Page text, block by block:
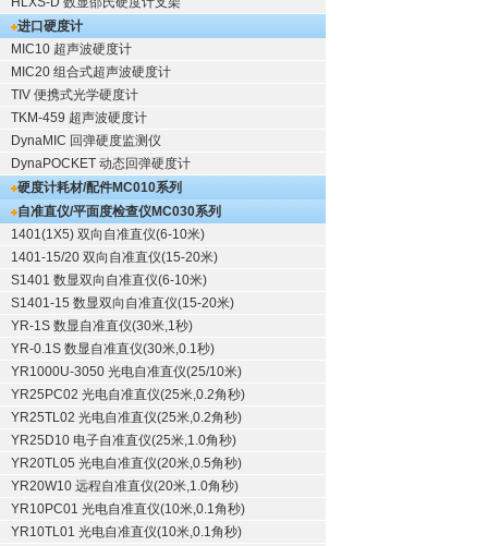
进口硬度计
MIC10 超声波硬度计
MIC20 组合式超声波硬度计
TIV 便携式光学硬度计
TKM-459 超声波硬度计
DynaMIC 回弹硬度监测仪
DynaPOCKET 动态回弹硬度计
硬度计耗材/配件MC010系列
自准直仪/平面度检查仪MC030系列
1401(1X5) 双向自准直仪(6-10米)
1401-15/20 双向自准直仪(15-20米)
S1401 数显双向自准直仪(6-10米)
S1401-15 数显双向自准直仪(15-20米)
YR-1S 数显自准直仪(30米,1秒)
YR-0.1S 数显自准直仪(30米,0.1秒)
YR1000U-3050 光电自准直仪(25/10米)
YR25PC02 光电自准直仪(25米,0.2角秒)
YR25TL02 光电自准直仪(25米,0.2角秒)
YR25D10 电子自准直仪(25米,1.0角秒)
YR20TL05 光电自准直仪(20米,0.5角秒)
YR20W10 远程自准直仪(20米,1.0角秒)
YR10PC01 光电自准直仪(10米,0.1角秒)
YR10TL01 光电自准直仪(10米,0.1角秒)